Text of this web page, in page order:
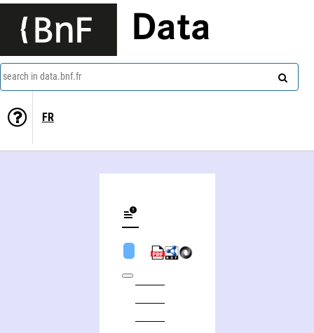
Data
search in data.bnf.fr
FR